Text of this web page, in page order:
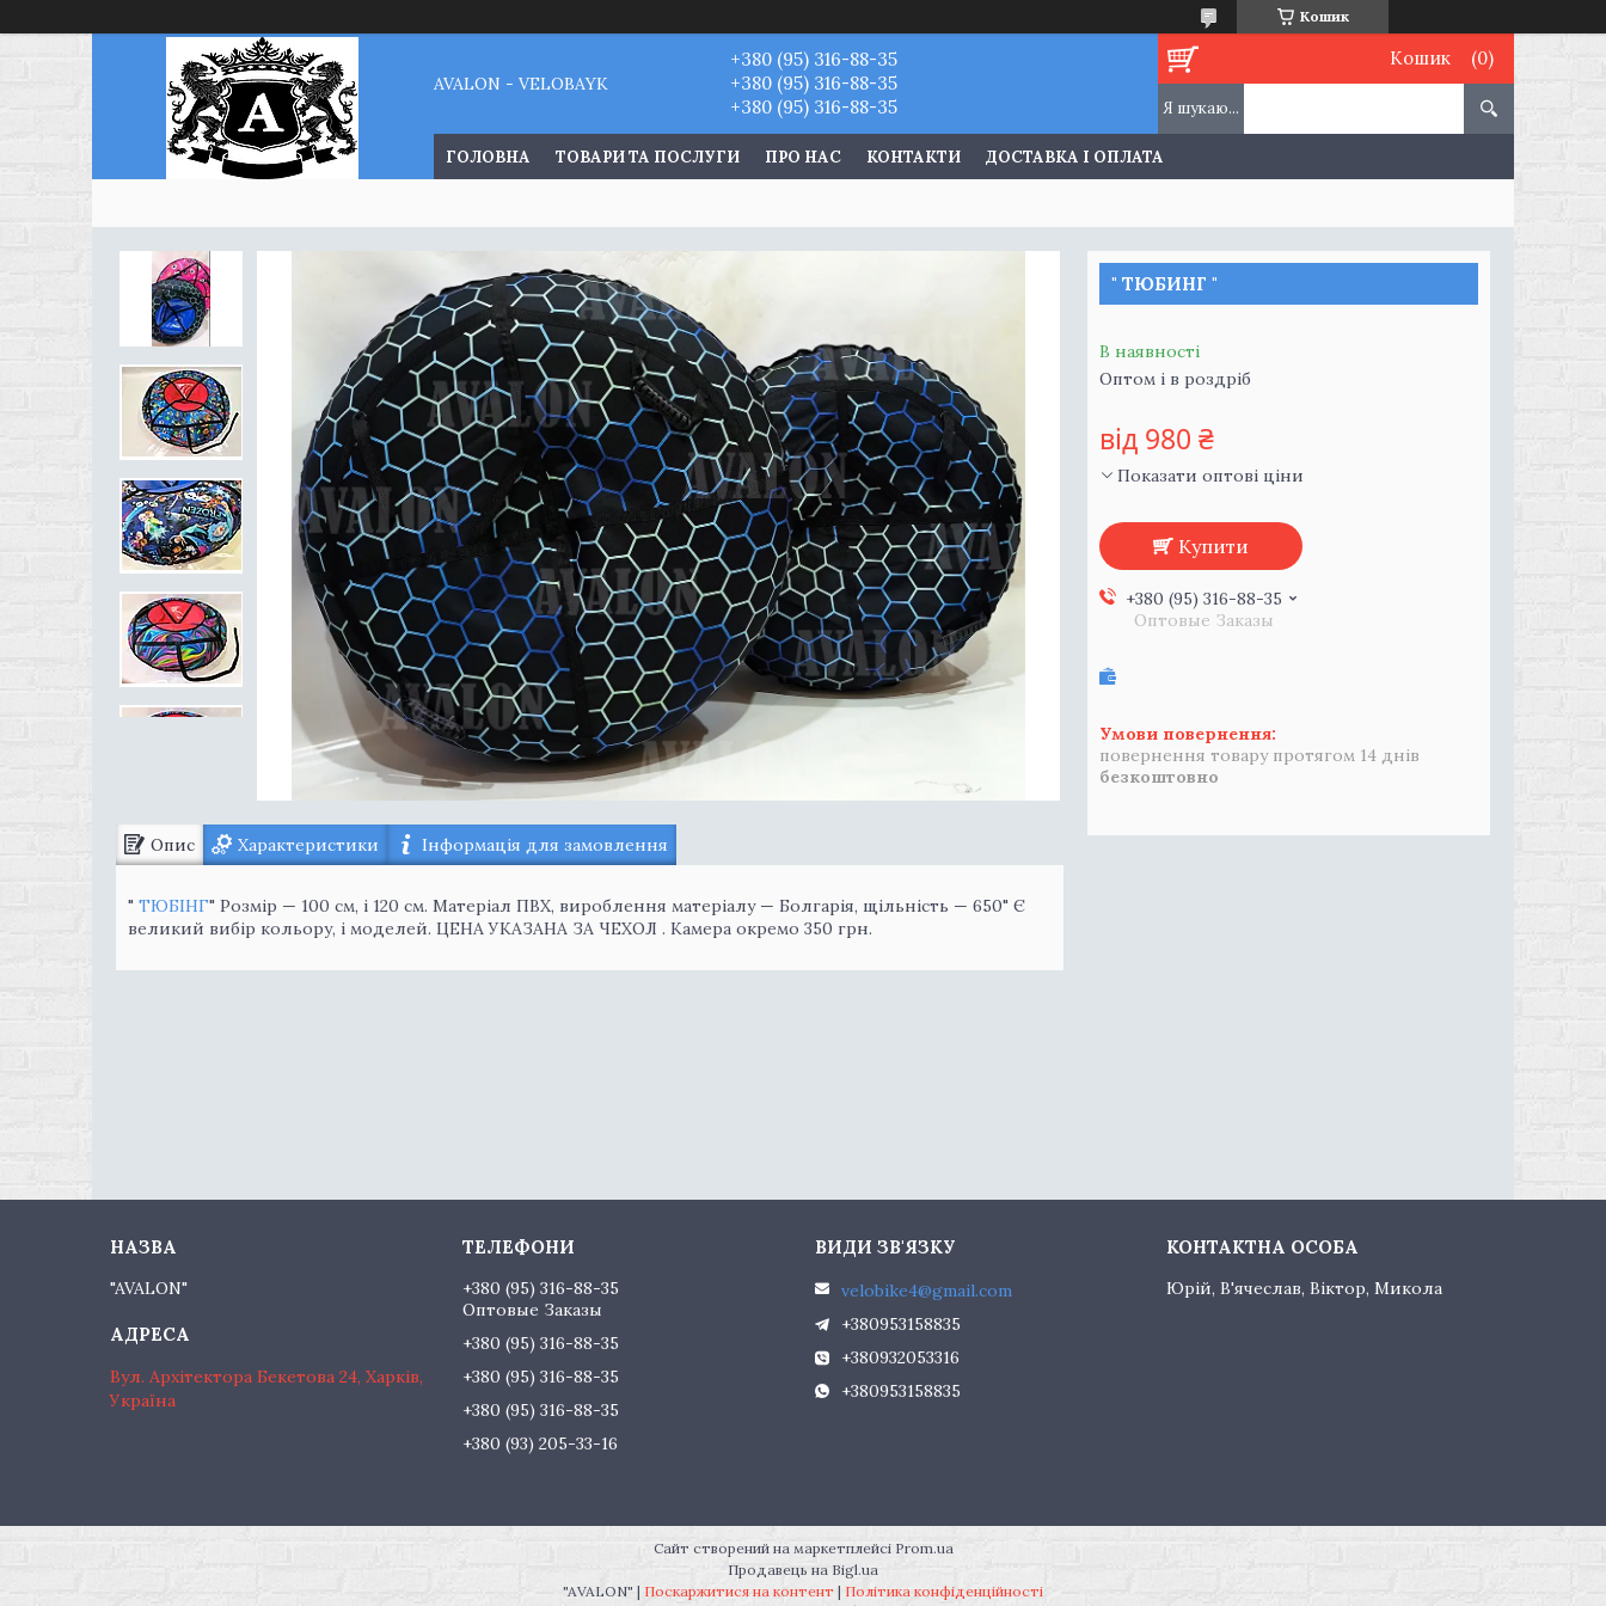
Кошик
AVALON - VELOBAYK
+380 (95) 316-88-35
+380 (95) 316-88-35
+380 (95) 316-88-35
Кошик
ГОЛОВНА ТОВАРИ ТА ПОСЛУГИ ПРО НАС КОНТАКТИ ДОСТАВКА І ОПЛАТА
Опис Характеристики Інформація для замовлення
" ТЮБІНГ" Розмір — 100 см, і 120 см. Матеріал ПВХ, вироблення матеріалу — Болгарія, щільність — 650" Є
великий вибір кольору, і моделей. ЦЕНА УКАЗАНА ЗА ЧЕХОЛ . Камера окремо 350 грн.
" ТЮБИНГ "
В наявності
Оптом і в роздріб
від 980 ₴
Показати оптові ціни
Купити
+380 (95) 316-88-35
Оптовые Заказы
повернення товару протягом 14 днів
безкоштовно
"AVALON"
Вул. Архітектора Бекетова 24, Харків,
Україна
+380 (95) 316-88-35
Оптовые Заказы
+380 (95) 316-88-35
+380 (95) 316-88-35
+380 (95) 316-88-35
+380 (93) 205-33-16
velobike4@gmail.com
+380953158835
+380932053316
+380953158835
Юрій, В'ячеслав, Віктор, Микола
Сайт створений на маркетплейсі Prom.ua
Продавець на Bigl.ua
"AVALON" | Поскаржитися на контент | Політика конфіденційності